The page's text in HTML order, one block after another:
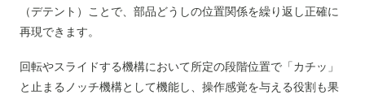
（デテント）ことで、部品どうしの位置関係を繰り返し正確に
再現できます。
回転やスライドする機構において所定の段階位置で「カチッ」
と止まるノッチ機構として機能し、操作感覚を与える役割も果